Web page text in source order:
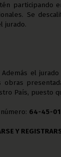
participando
Se
jurado.
el
País, puesto
64-45-01
Y